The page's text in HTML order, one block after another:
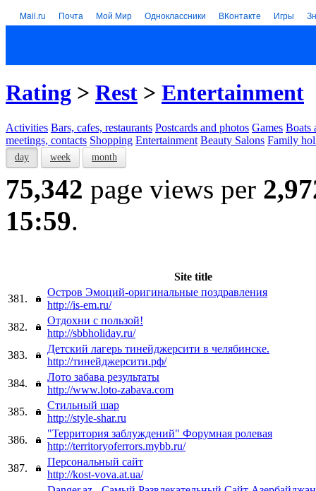
Mail.ru Почта Мой Мир Одноклассники ВКонтакте Игры
Rating > Rest > Entertainment
Activities Bars, cafes, restaurants Postcards and photos Games Boats
meetings, contacts Shopping Entertainment Beauty Salons Family
day week month
75,342 page views per
15:59.
Site title
381.
Остров Эмоций-оригинальные поздравления
http://is-em.ru/
382.
Отдохни с пользой!
http://sbbholiday.ru/
383.
Детский лагерь тинейджерсити в челябинске.
http://тинейджерсити.рф/
384.
Лото забава результаты
http://www.loto-zabava.com
385.
Стильный шар
http://style-shar.ru
386.
"Территория заблуждений" Форумная ролевая
http://territoryoferrors.mybb.ru/
387.
Персональный сайт
http://kost-vova.at.ua/